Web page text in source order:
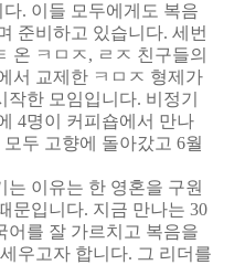
. 이들 모두에게도 복음
준비하고 있습니다. 세번
온 ㅋㅁㅈ, ㄹㅈ 친구들의
서 교제한 ㅋㅁㅈ 형제가
작한 모임입니다. 비정기
4명이 커피숍에서 만나
두 고향에 돌아갔고 6월
이유는 한 영혼을 구원
문입니다. 지금 만나는 30
어를 잘 가르치고 복음을
우고자 합니다. 그 리더를